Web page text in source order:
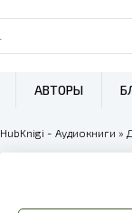
АВТОРЫ
HubKnigi - Аудиокниги »